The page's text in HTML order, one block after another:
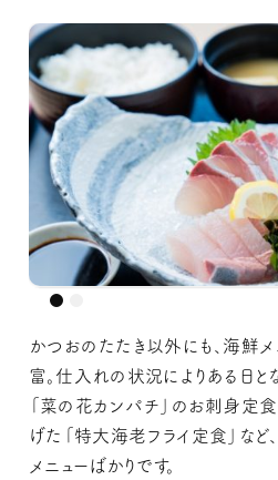
かつおのたたき以外にも、海鮮
富。仕入れの状況によりある日
「菜の花カンパチ」のお刺身定
げた「特大海老フライ定食」な
メニューばかりです。